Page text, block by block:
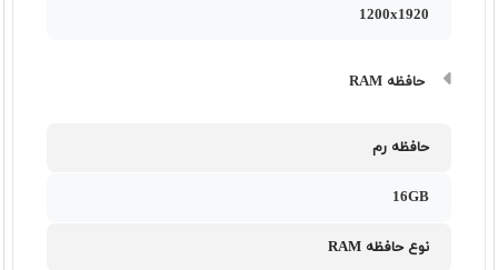
1200x1920
حافظه RAM
حافظه رم
16GB
نوع حافظه RAM